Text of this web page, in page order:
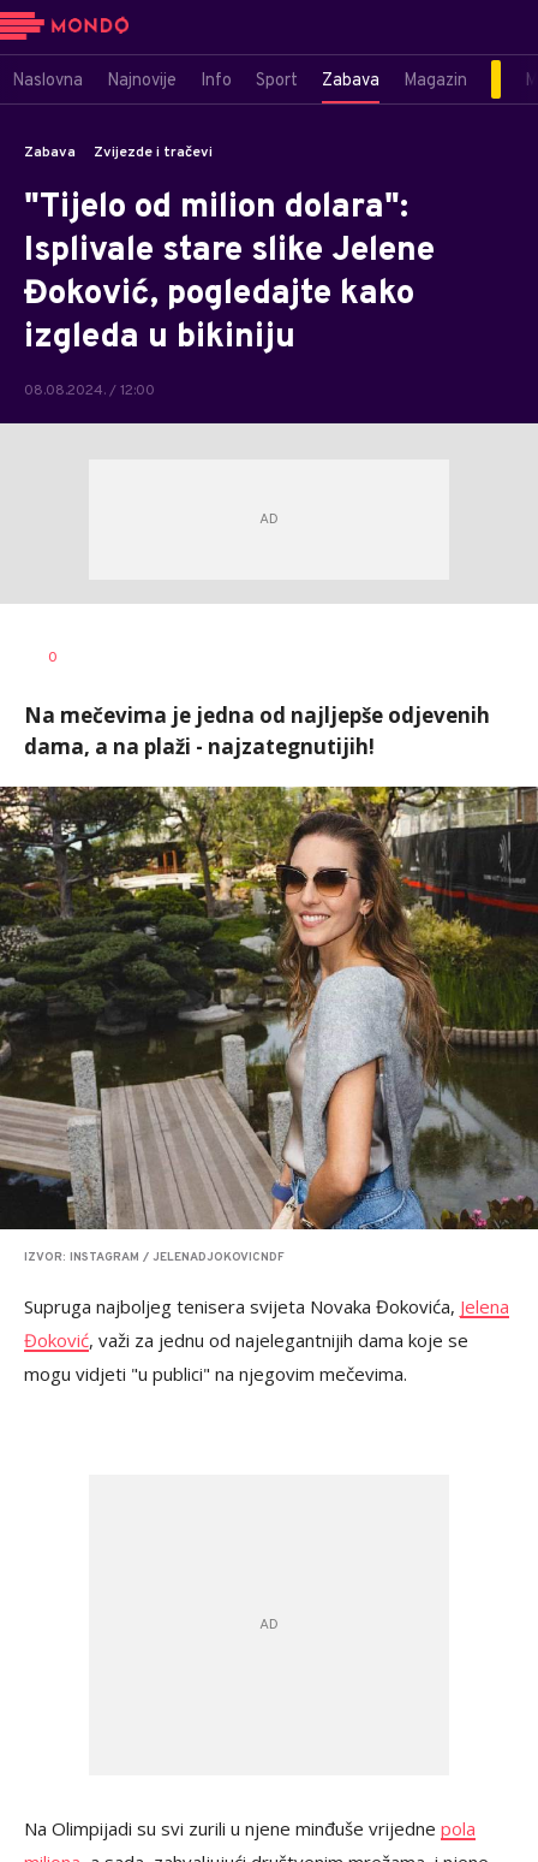
Naslovna Najnovije Info Sport Zabava Magazin
Zabava Zvijezde i tračevi
"Tijelo od milion dolara":
Isplivale stare slike Jelene
Đoković, pogledajte kako
izgleda u bikiniju
08.08.2024. / 12:00
AUTOR
0
Na mečevima je jedna od najljepše odjevenih
dama, a na plaži - najzategnutijih!
IZVOR: INSTAGRAM / JELENADJOKOVICNDF
Supruga najboljeg tenisera svijeta Novaka Đokovića, Jelena
Đoković, važi za jednu od najelegantnijih dama koje se
mogu vidjeti "u publici" na njegovim mečevima.
Na Olimpijadi su svi zurili u njene minđuše vrijedne pola